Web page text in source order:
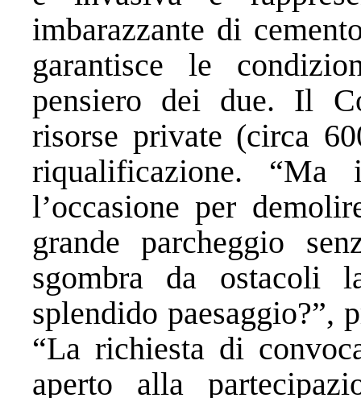
imbarazzante di
garantisce le
pensiero dei due. Il
risorse private (circa
riqualificazione. “Ma
l’occasione per
grande parcheggio
sgombra da ostacoli
splendido paesaggio?”,
“La richiesta di
aperto alla